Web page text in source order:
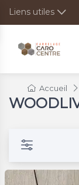
Liens utiles
Accueil